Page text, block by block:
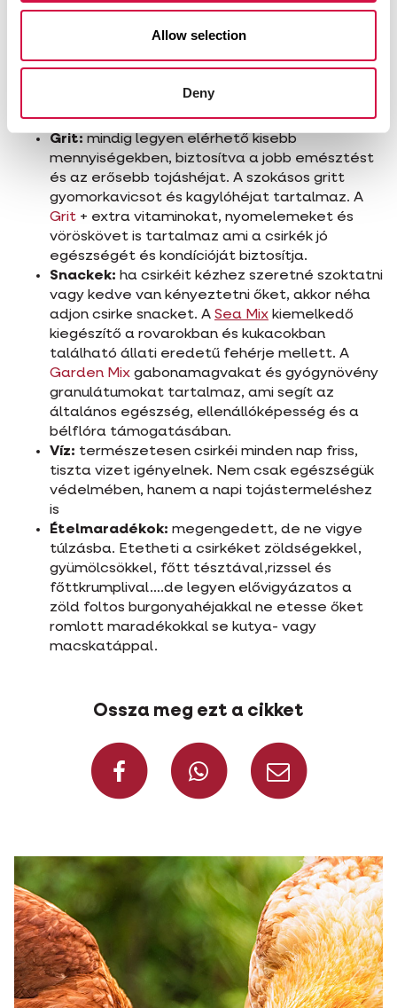
Allow selection
Deny
Mindig megvendégelheti csirkéit valami mással,
addig amíg folyamatosan csirketápot is etet.
Grit: mindig legyen elérhető kisebb
mennyiségekben, biztosítva a jobb emésztést
és az erősebb tojáshéjat. A szokásos gritt
gyomorkavicsot és kagylóhéjat tartalmaz. A
Grit + extra vitaminokat, nyomelemeket és
vöröskövet is tartalmaz ami a csirkék jó
egészségét és kondícióját biztosítja.
Snackek: ha csirkéit kézhez szeretné szoktatni
vagy kedve van kényeztetni őket, akkor néha
adjon csirke snacket. A Sea Mix kiemelkedő
kiegészítő a rovarokban és kukacokban
található állati eredetű fehérje mellett. A
Garden Mix gabonamagvakat és gyógynövény
granulátumokat tartalmaz, ami segít az
általános egészség, ellenállóképesség és a
bélflóra támogatásában.
Víz: természetesen csirkéi minden nap friss,
tiszta vizet igényelnek. Nem csak egészségük
védelmében, hanem a napi tojástermeléshez
is
Ételmaradékok: megengedett, de ne vigye
túlzásba. Etetheti a csirkéket zöldségekkel,
gyümölcsökkel, főtt tésztával,rizssel és
főttkrumplival….de legyen elővigyázatos a
zöld foltos burgonyahéjakkal ne etesse őket
romlott maradékokkal se kutya- vagy
macskatáppal.
Ossza meg ezt a cikket
Ossza meg
Ossza